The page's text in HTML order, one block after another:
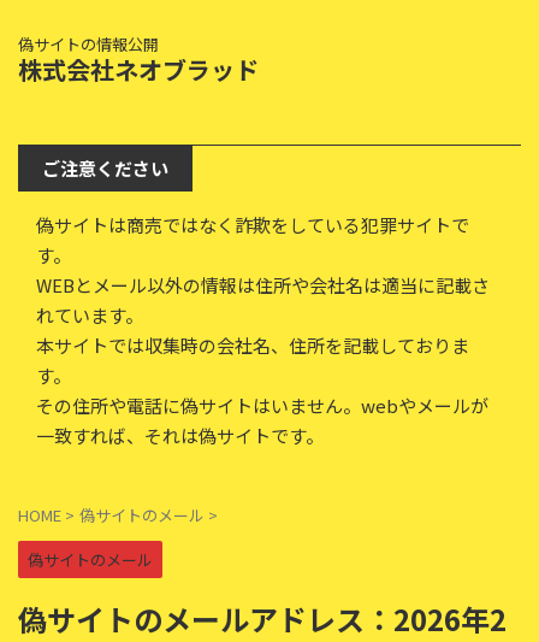
偽サイトの情報公開
株式会社ネオブラッド
ご注意ください
偽サイトは商売ではなく詐欺をしている犯罪サイトで
す。
WEBとメール以外の情報は住所や会社名は適当に記載さ
れています。
本サイトでは収集時の会社名、住所を記載しておりま
す。
その住所や電話に偽サイトはいません。webやメールが
一致すれば、それは偽サイトです。
HOME > 偽サイトのメール >
偽サイトのメール
偽サイトのメールアドレス：2026年2